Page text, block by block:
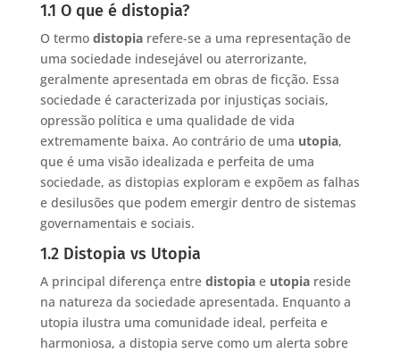
1.1 O que é distopia?
O termo distopiarefere-se a uma representação de
uma sociedade indesejável ou aterrorizante,
geralmente apresentada em obras de ficção. Essa
sociedade é caracterizada por injustiças sociais,
opressão política e uma qualidade de vida
extremamente baixa. Ao contrário de uma utopia,
que é uma visão idealizada e perfeita de uma
sociedade, as distopias exploram e expõem as falhas
e desilusões que podem emergir dentro de sistemas
governamentais e sociais.
1.2 Distopia vs Utopia
A principal diferença entre distopiae utopiareside
na natureza da sociedade apresentada. Enquanto a
utopia ilustra uma comunidade ideal, perfeita e
harmoniosa, a distopia serve como um alerta sobre